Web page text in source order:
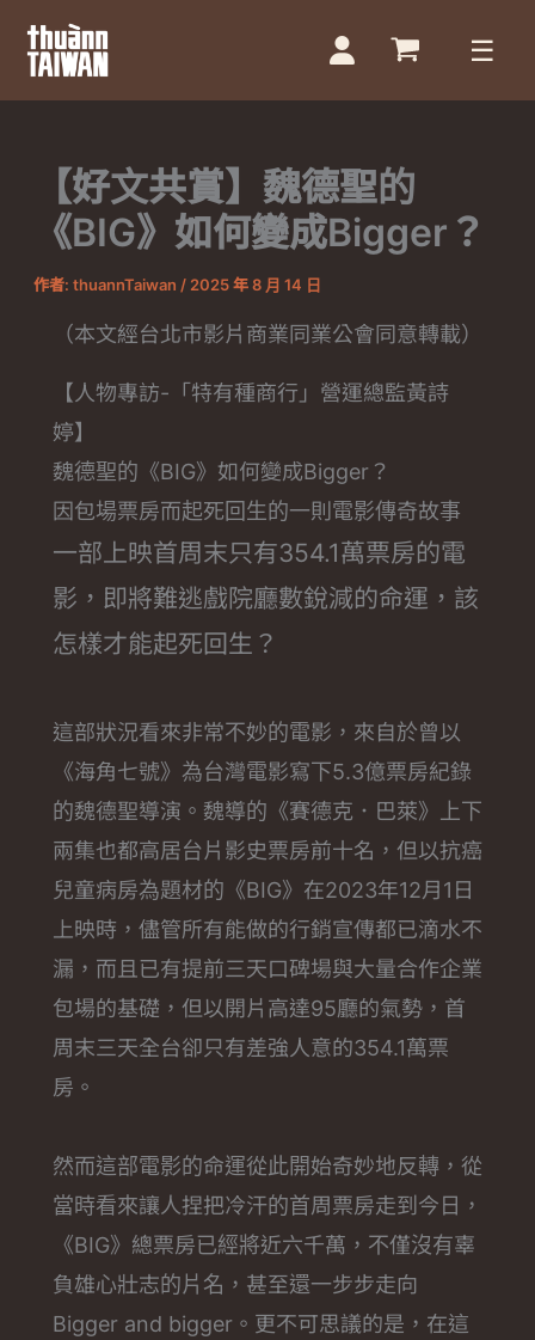
主
【好文共賞】魏德聖的
《BIG》如何變成Bigger？
作者: thuannTaiwan / 2025 年 8 月 14 日
（本文經台北市影片商業同業公會同意轉載）
【人物專訪-「特有種商行」營運總監黃詩
婷】
魏德聖的《BIG》如何變成Bigger？
因包場票房而起死回生的一則電影傳奇故事
一部上映首周末只有354.1萬票房的電
影，即將難逃戲院廳數銳減的命運，該
怎樣才能起死回生？
這部狀況看來非常不妙的電影，來自於曾以
《海角七號》為台灣電影寫下5.3億票房紀錄
的魏德聖導演。魏導的《賽德克．巴萊》上下
兩集也都高居台片影史票房前十名，但以抗癌
兒童病房為題材的《BIG》在2023年12月1日
上映時，儘管所有能做的行銷宣傳都已滴水不
漏，而且已有提前三天口碑場與大量合作企業
包場的基礎，但以開片高達95廳的氣勢，首
周末三天全台卻只有差強人意的354.1萬票
房。
然而這部電影的命運從此開始奇妙地反轉，從
當時看來讓人捏把冷汗的首周票房走到今日，
《BIG》總票房已經將近六千萬，不僅沒有辜
負雄心壯志的片名，甚至還一步步走向
Bigger and bigger。更不可思議的是，在這